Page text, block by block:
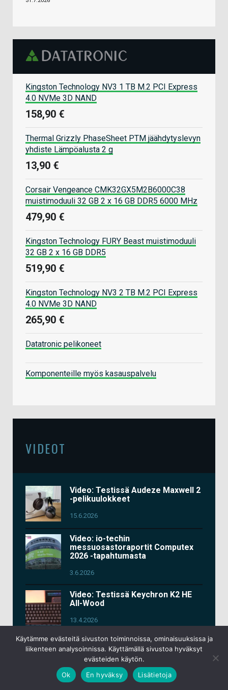
Kingston Technology NV3 1 TB M.2 PCI Express
4.0 NVMe 3D NAND
158,90 €
Thermal Grizzly PhaseSheet PTM jäähdytyslevyn
yhdiste Lämpöalusta 2 g
13,90 €
Corsair Vengeance CMK32GX5M2B6000C38
muistimoduuli 32 GB 2 x 16 GB DDR5 6000 MHz
479,90 €
Kingston Technology FURY Beast muistimoduuli
32 GB 2 x 16 GB DDR5
519,90 €
Kingston Technology NV3 2 TB M.2 PCI Express
4.0 NVMe 3D NAND
265,90 €
Datatronic pelikoneet
Komponenteille myös kasauspalvelu
VIDEOT
Video: Testissä Audeze Maxwell 2
-pelikuulokkeet
15.6.2026
Video: io-techin
messuosastoraportit Computex
2026 -tapahtumasta
3.6.2026
Video: Testissä Keychron K2 HE
All-Wood
13.4.2026
Uusi artikkeli & video: Testissä
Google Pixel 10a
9.3.2026
Käytämme evästeitä sivuston toiminnoissa, ominaisuuksissa ja
liikenteen analysoinnissa. Käyttämällä sivustoa hyväksyt
evästeiden käytön.
Ok
En hyväksy Lisätietoja